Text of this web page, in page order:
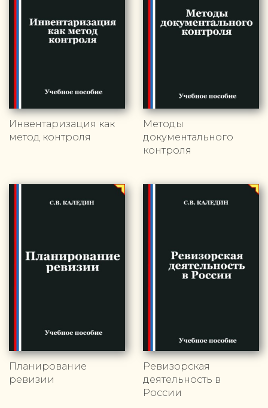
Инвентаризация как
метод контроля
Методы
документального
контроля
Планирование
ревизии
Ревизорская
деятельность в
России